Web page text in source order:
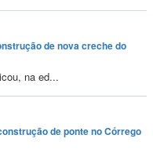
de nova creche do
na ed...
de ponte no Córrego